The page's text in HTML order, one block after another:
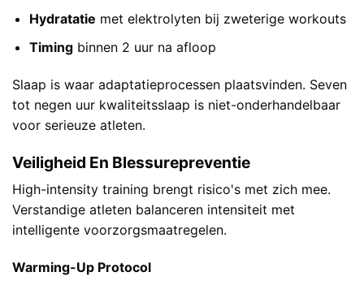
Hydratatie met elektrolyten bij zweterige workouts
Timingbinnen 2 uur na afloop
Slaap is waar adaptatieprocessen plaatsvinden. Seven
tot negen uur kwaliteitsslaap is niet-onderhandelbaar
voor serieuze atleten.
Veiligheid En Blessurepreventie
High-intensity training brengt risico's met zich mee.
Verstandige atleten balanceren intensiteit met
intelligente voorzorgsmaatregelen.
Warming-Up Protocol